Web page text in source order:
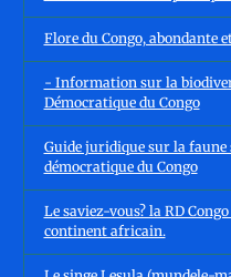
Flore du Congo, abondante
- Information sur la
Démocratique du Congo
Guide juridique sur la faune
démocratique du Congo
Le saviez-vous? la RD
continent africain.